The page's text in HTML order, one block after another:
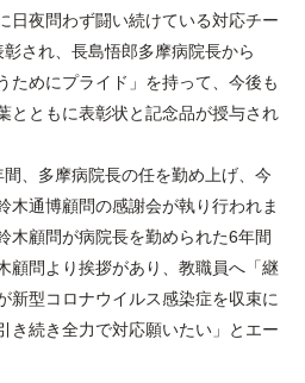
日夜問わず闘い続けている対応チー
され、長島悟郎多摩病院長から
ためにプライド」を持って、今後も
とともに表彰状と記念品が授与され
、多摩病院長の任を勤め上げ、今
木通博顧問の感謝会が執り行われま
木顧問が病院長を勤められた6年間
顧問より挨拶があり、教職員へ「継
新型コロナウイルス感染症を収束に
き続き全力で対応願いたい」とエー